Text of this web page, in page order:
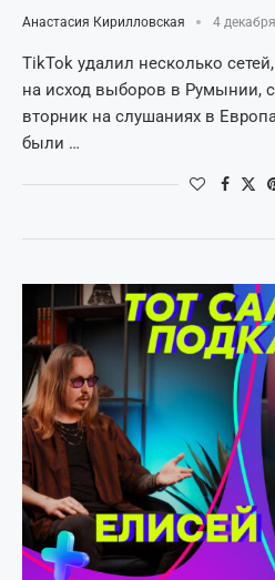
Анастасия Кирилловская 4
TikTok удалил несколько
на исход выборов в Румынии,
вторник на слушаниях в
были …